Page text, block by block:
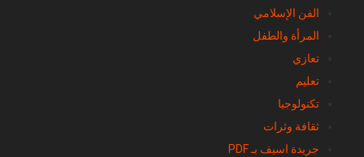
الفن الإسلامي
المرأة والطفل
تعازي
تعليم
تكنولوجيا
ثقافة وثرات
جريدة اسيف بـ PDF